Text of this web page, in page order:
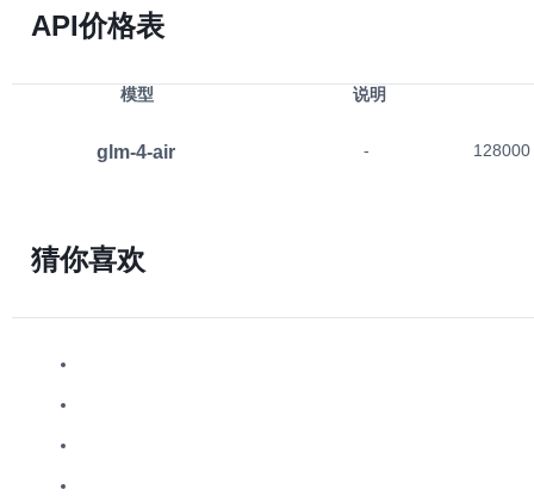
API价格表
模型 说明
glm-4-air - 128000
猜你喜欢